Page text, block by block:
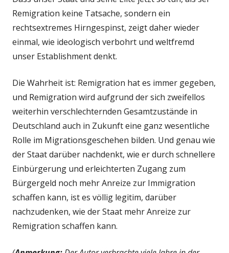
Remigration keine Tatsache, sondern ein
rechtsextremes Hirngespinst, zeigt daher wieder
einmal, wie ideologisch verbohrt und weltfremd
unser Establishment denkt.
Die Wahrheit ist: Remigration hat es immer gegeben,
und Remigration wird aufgrund der sich zweifellos
weiterhin verschlechternden Gesamtzustände in
Deutschland auch in Zukunft eine ganz wesentliche
Rolle im Migrationsgeschehen bilden. Und genau wie
der Staat darüber nachdenkt, wie er durch schnellere
Einbürgerung und erleichterten Zugang zum
Bürgergeld noch mehr Anreize zur Immigration
schaffen kann, ist es völlig legitim, darüber
nachzudenken, wie der Staat mehr Anreize zur
Remigration schaffen kann.